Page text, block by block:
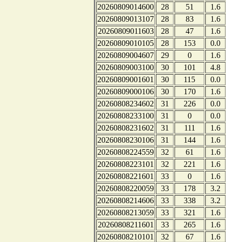
20260809014600
28 51
1.6
20260809013107
28 83
1.6
20260809011603
28 47
1.6
20260809010105
28 153
0.0
20260809004607
29 0
1.6
20260809003100
30 101
4.8
20260809001601
30 115
0.0
20260809000106
30 170
1.6
20260808234602
31 226
0.0
20260808233100
31 0
0.0
20260808231602
31 111
1.6
20260808230106
31 144
1.6
20260808224559
32 61
1.6
20260808223101
32 221
1.6
20260808221601
33 0
1.6
20260808220059
33 178
3.2
20260808214606
33 338
3.2
20260808213059
33 321
1.6
20260808211601
33 265
1.6
20260808210101
32 67
1.6